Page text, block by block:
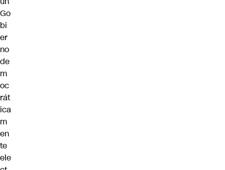
Go
bi
er
no
de
m
oc
rát
ica
m
en
te
ele